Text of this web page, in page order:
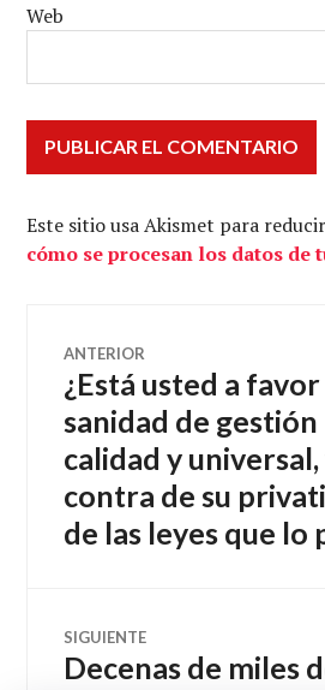
Web
Este sitio usa Akismet para
cómo se procesan los datos de
Navegación
de
entradas
ANTERIOR
Entrada
anterior:
¿Está usted a
sanidad de gestión
calidad y universal,
contra de su
de las leyes que lo
SIGUIENTE
Entrada
Decenas de miles